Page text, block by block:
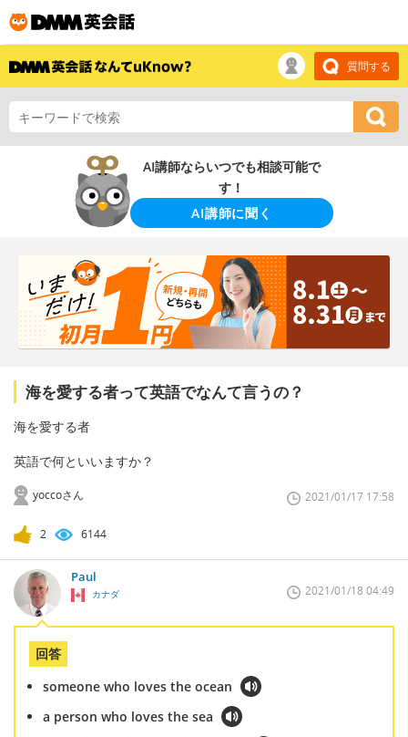
質問する
AI講師ならいつでも相談可能で
す！
AI講師に聞く
海を愛する者って英語でなんて言うの？
海を愛する者
英語で何といいますか？
yoccoさん 2021/01/17 17:58
2 6144
Paul
カナダ 2021/01/18 04:49
回答
someone who loves the ocean
a person who loves the sea